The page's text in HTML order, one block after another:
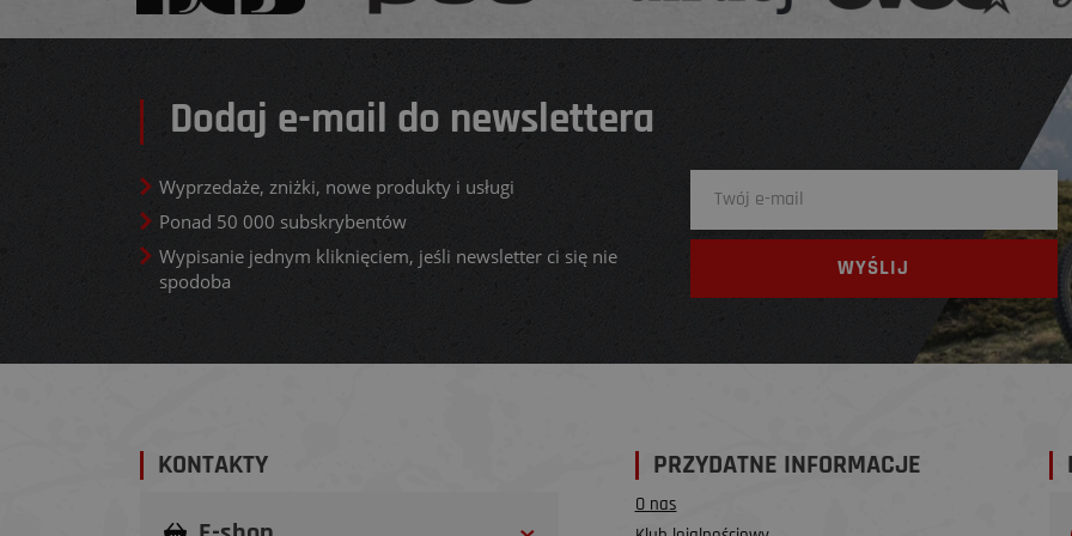
Dodaj e-mail do newslettera
Wyprzedaże, zniżki, nowe produkty i usługi
Ponad 50 000 subskrybentów
Wypisanie jednym kliknięciem, jeśli newsletter ci się nie
spodoba
KONTAKTY PRZYDATNE INFORMACJE
O nas